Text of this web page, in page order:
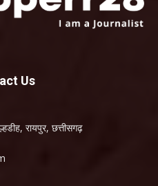
Us
रायपुर, छत्तीसगढ़